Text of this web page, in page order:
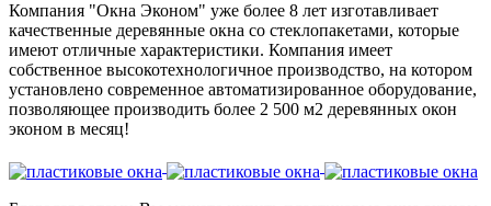
Компания "Окна Эконом" уже более 8 лет изготавливает
качественные деревянные окна со стеклопакетами, которые
имеют отличные характеристики. Компания имеет
собственное высокотехнологичное производство, на котором
установлено современное автоматизированное оборудование,
позволяющее производить более 2 500 м2 деревянных окон
эконом в месяц!